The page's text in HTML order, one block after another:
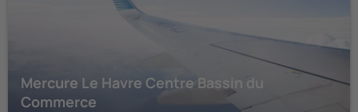
Mercure Le Havre Centre Bassin du
Commerce